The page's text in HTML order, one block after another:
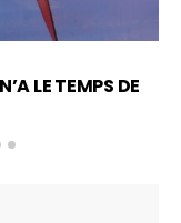
LE TEMPS DE